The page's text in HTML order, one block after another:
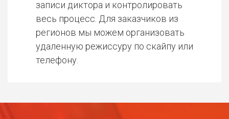
записи диктора и контролировать
весь процесс. Для заказчиков из
регионов мы можем организовать
удаленную режиссуру по скайпу или
телефону.